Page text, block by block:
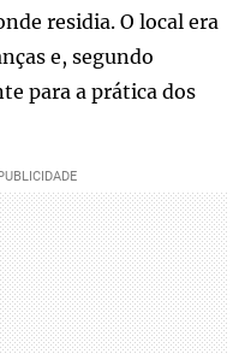
residia. O local era
e, segundo
para a prática dos